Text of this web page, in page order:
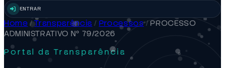
ENTRAR
Home /Transparência / Processos / PROCESSO
ADMINISTRATIVO Nº 79/2026
Portal da Transparência